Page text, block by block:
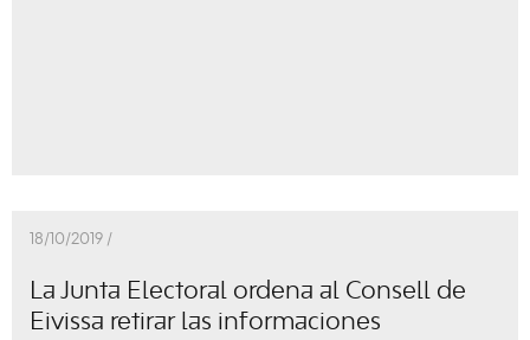
18/10/2019 /
La Junta Electoral ordena al Consell de
Eivissa retirar las informaciones